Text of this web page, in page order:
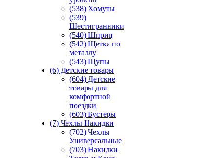
(538) Хомуты
(539)
Шестигранники
(540) Шприц
(542) Щетка по
металлу
(543) Щупы
(6) Детские товары
(604) Детские
товары для
комфортной
поездки
(603) Бустеры
(7) Чехлы Накидки
(702) Чехлы
Универсальные
(703) Накидки